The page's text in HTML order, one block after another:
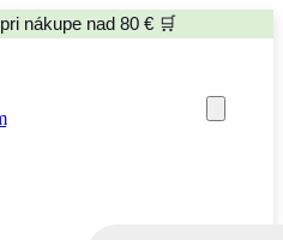
nákupe nad 80 € 🛒